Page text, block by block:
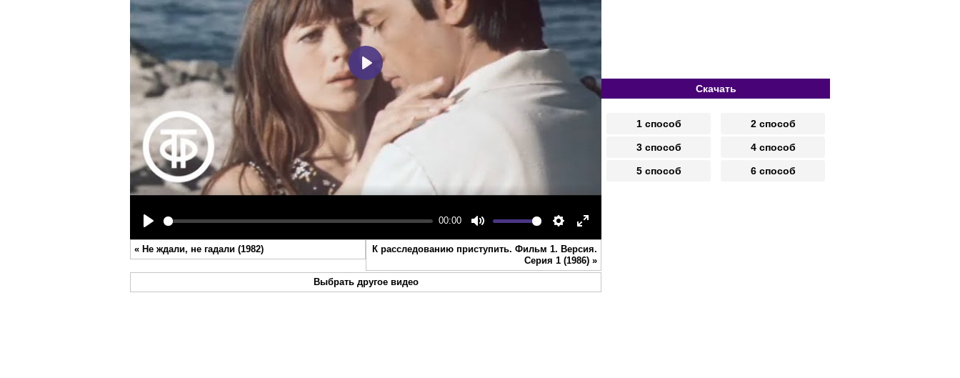
Play
00:00
Mute Settings
Enter
fullscreen
Play
« Не ждали, не гадали (1982)
К расследованию приступить. Фильм 1. Версия.
Серия 1 (1986) »
Выбрать другое видео
Скачать
1 способ 2 способ
3 способ 4 способ
5 способ 6 способ